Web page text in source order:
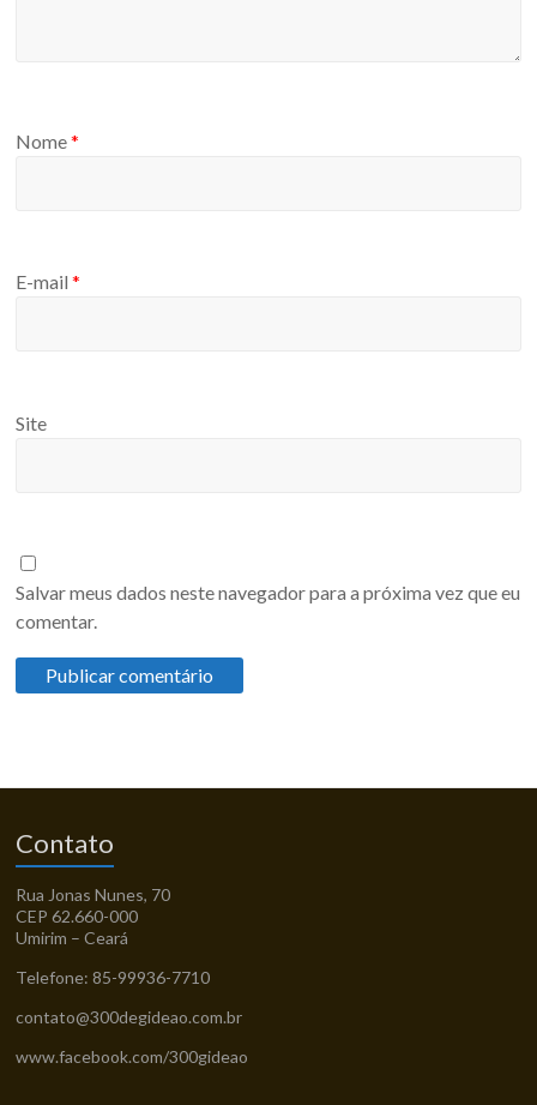
Nome*
E-mail*
Site
Salvar meus dados neste navegador para a próxima vez que eu
comentar.
Contato
Rua Jonas Nunes, 70
CEP 62.660-000
Umirim – Ceará
Telefone: 85-99936-7710
contato@300degideao.com.br
www.facebook.com/300gideao